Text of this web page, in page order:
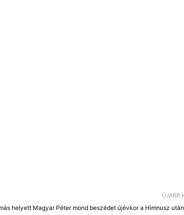
ÚJABB
helyett Magyar Péter mond beszédet újévkor a Himnusz után